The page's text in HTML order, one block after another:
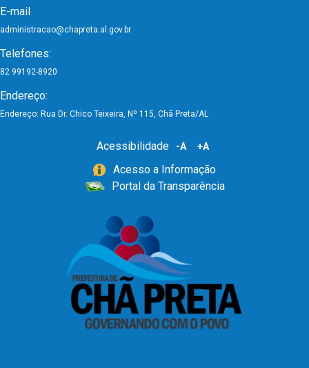
E-mail
administracao@chapreta.al.gov.br
Telefones:
82 99192-8920
Endereço:
Endereço: Rua Dr. Chico Teixeira, Nº 115, Chã Preta/AL
Acessibilidade -A +A
Acesso a Informação
Portal da Transparência